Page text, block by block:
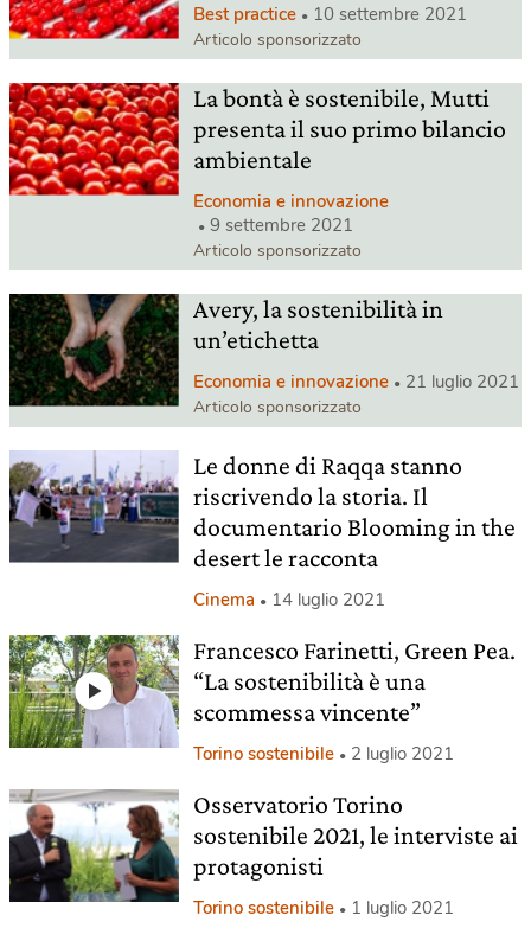
Best practice 10 settembre 2021
Articolo sponsorizzato
La bontà è sostenibile, Mutti
presenta il suo primo bilancio
ambientale
Economia e innovazione
9 settembre 2021
Articolo sponsorizzato
Avery, la sostenibilità in
un’etichetta
Economia e innovazione 21 luglio 2021
Articolo sponsorizzato
Le donne di Raqqa stanno
riscrivendo la storia. Il
documentario Blooming in the
desert le racconta
Cinema 14 luglio 2021
Francesco Farinetti, Green Pea.
“La sostenibilità è una
scommessa vincente”
Torino sostenibile 2 luglio 2021
Osservatorio Torino
sostenibile 2021, le interviste ai
protagonisti
Torino sostenibile 1 luglio 2021